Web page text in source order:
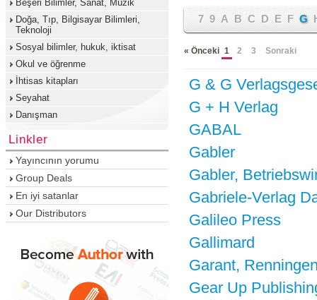
7 9 A B C D E F G
« Önceki 1 2 3 Sonraki
G & G
G + H Verlag
GABAL
Gabler
Gabler,
Gabriele-Verlag
Galileo Press
Gallimard
Garant,
Gear Up
Beşeri Bilimler, Sanat, Müzik
Doğa, Tıp, Bilgisayar Bilimleri,
Teknoloji
Sosyal bilimler, hukuk, iktisat
Okul ve öğrenme
İhtisas kitapları
Seyahat
Danışman
Linkler
Yayıncının yorumu
Group Deals
En iyi satanlar
Our Distributors